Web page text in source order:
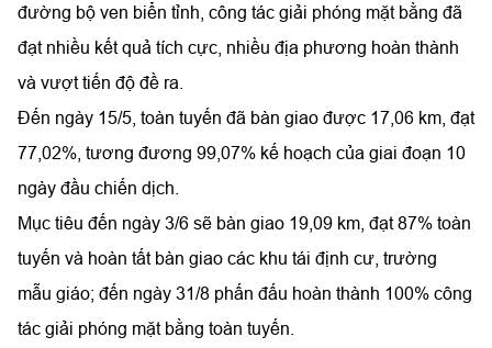
đường bộ ven biển tỉnh, công tác giải phóng mặt bằng đã
đạt nhiều kết quả tích cực, nhiều địa phương hoàn thành
và vượt tiến độ đề ra.
Đến ngày 15/5, toàn tuyến đã bàn giao được 17,06 km, đạt
77,02%, tương đương 99,07% kế hoạch của giai đoạn 10
ngày đầu chiến dịch.
Mục tiêu đến ngày 3/6 sẽ bàn giao 19,09 km, đạt 87% toàn
tuyến và hoàn tất bàn giao các khu tái định cư, trường
mẫu giáo; đến ngày 31/8 phấn đấu hoàn thành 100% công
tác giải phóng mặt bằng toàn tuyến.